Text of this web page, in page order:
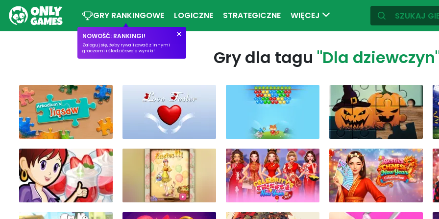
NOWOŚĆ: RANKINGI!
Zaloguj się, żeby rywalizować z innymi
graczami i śledzić swoje wyniki!
GRY RANKINGOWE LOGICZNE STRATEGICZNE WIĘCEJ
Gry dla tagu "Dla